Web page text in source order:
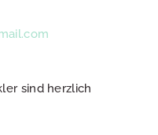
sind herzlich